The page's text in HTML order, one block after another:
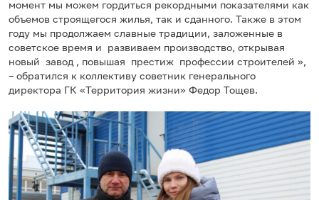
момент мы можем гордиться рекордными показателями как
объемов строящегося жилья, так и сданного. Также в этом
году мы продолжаем славные традиции, заложенные в
советское время и развиваем производство, открывая
новый завод , повышая престиж профессии строителей »,
– обратился к коллективу советник генерального
директора ГК «Территория жизни» Федор Тощев.